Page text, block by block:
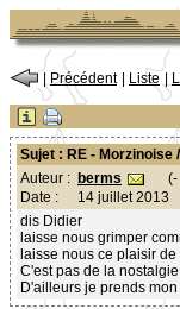
Précédent Liste
Sujet : RE -
Auteur : berms
(-
Date :
14 juillet 2013
dis Didier
laisse nous grimper
laisse nous ce plaisir
C'est pas de la
D'ailleurs je prends